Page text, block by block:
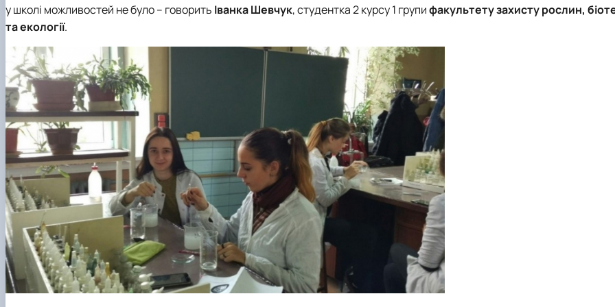
у школі можливостей не було – говорить Іванка Шевчук, студентка 2 курсу 1 групифакультету захисту рослин,
та екології.